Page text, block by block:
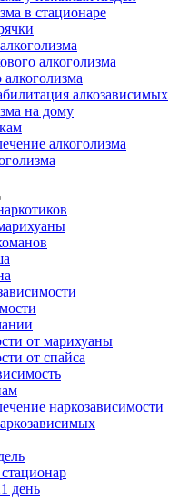
в стационаре
алкоголизма
алкозависимых
на дому
алкоголизма
от марихуаны
от спайса
наркозависимости
день